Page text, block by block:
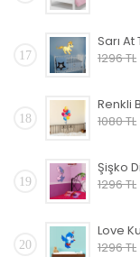
17
1296 TL
18
1080 TL
19
1296 TL
20
1296 TL